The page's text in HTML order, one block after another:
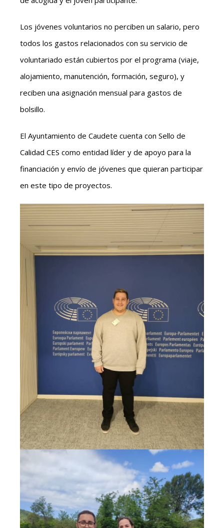
Los jóvenes voluntarios no perciben un salario, pero
todos los gastos relacionados con su servicio de
voluntariado están cubiertos por el programa (viaje,
alojamiento, manutención, formación, seguro), y
reciben una asignación mensual para gastos de
bolsillo.
El Ayuntamiento de Caudete cuenta con Sello de
Calidad CES como entidad líder y de apoyo para la
financiación y envío de jóvenes que quieran participar
en este tipo de proyectos.